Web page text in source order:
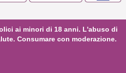
ai minori di 18 anni. L'abuso di
Consumare con moderazione.